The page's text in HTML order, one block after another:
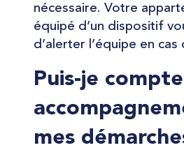
nécessaire. Votre
équipé d’un dispositif
d’alerter l’équipe en
Puis-je
mes